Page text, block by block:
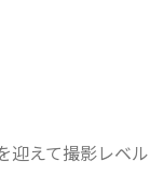
迎えて撮影レベル